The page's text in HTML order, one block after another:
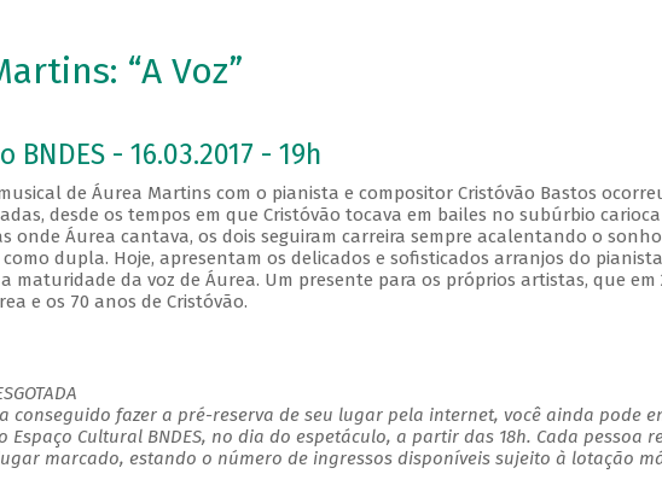
“A Voz”
BNDES - 16.03.2017 - 19h
de Áurea Martins com o pianista e compositor Cristóvão Bastos
desde os tempos em que Cristóvão tocava em bailes no subúrbio
onde Áurea cantava, os dois seguiram carreira sempre acalentando o
dupla. Hoje, apresentam os delicados e sofisticados arranjos do
maturidade da voz de Áurea. Um presente para os próprios artistas, que em
e os 70 anos de Cristóvão.
conseguido fazer a pré-reserva de seu lugar pela internet, você ainda pode
Espaço Cultural BNDES, no dia do espetáculo, a partir das 18h. Cada pessoa
marcado, estando o número de ingressos disponíveis sujeito à lotação